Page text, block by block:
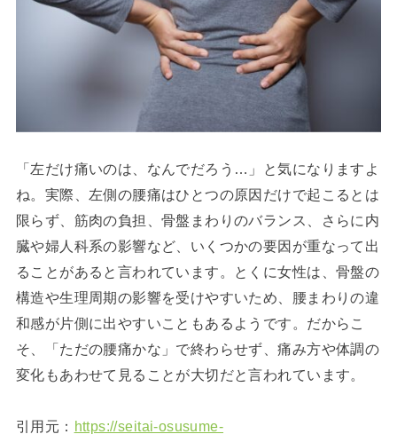
「左だけ痛いのは、なんでだろう…」と気になりますよ
ね。実際、左側の腰痛はひとつの原因だけで起こるとは
限らず、筋肉の負担、骨盤まわりのバランス、さらに内
臓や婦人科系の影響など、いくつかの要因が重なって出
ることがあると言われています。とくに女性は、骨盤の
構造や生理周期の影響を受けやすいため、腰まわりの違
和感が片側に出やすいこともあるようです。だからこ
そ、「ただの腰痛かな」で終わらせず、痛み方や体調の
変化もあわせて見ることが大切だと言われています。
引用元： https://seitai-osusume-